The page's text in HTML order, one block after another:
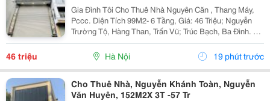
Gia Đình Tôi Cho Thuê Nhà Nguyên Căn , Thang Máy,
Pccc. Diện Tích 99M2- 6 Tầng, Giá: 46 Triệu; Nguyễn
Trường Tộ, Hàng Than, Trấn Vũ; Trúc Bạch, Ba Đình. +
Liên Hệ Trực Tiếp Chủ Nhà: 0942854881 + Vỉa Hè Lớn,
Mặt Tiền Rộng,Thoáng. + Vị Trí Gần Ngay...
46 triệu Hà Nội 19 phút trước
Cho Thuê Nhà, Nguyễn Khánh Toàn, Nguyễn
Văn Huyên, 152M2X 3T -57 Tr